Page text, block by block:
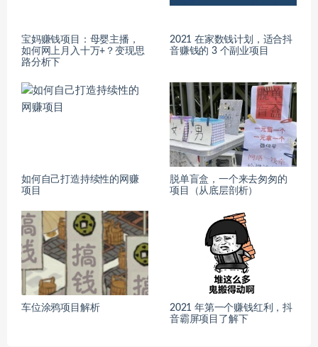
宝妈赚钱项目：母婴主播，
如何网上月入十万+？变现思
路分析下
2021 在家数钱计划，适合抖
音赚钱的 3 个副业项目
如何自己打造持续性的网赚
项目
脱单盲盒，一个来去匆匆的
项目（从底层剖析）
车位涂鸦项目解析
2021 年第一个赚钱红利，抖
音霸屏项目了解下